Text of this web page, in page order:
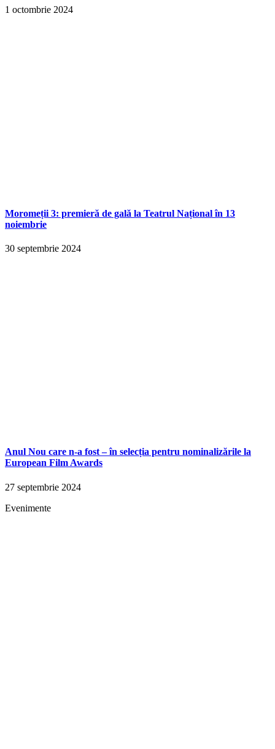
1 octombrie 2024
Moromeții 3: premieră de gală la Teatrul Național în 13
noiembrie
30 septembrie 2024
Anul Nou care n-a fost – în selecția pentru nominalizările la
European Film Awards
27 septembrie 2024
Evenimente